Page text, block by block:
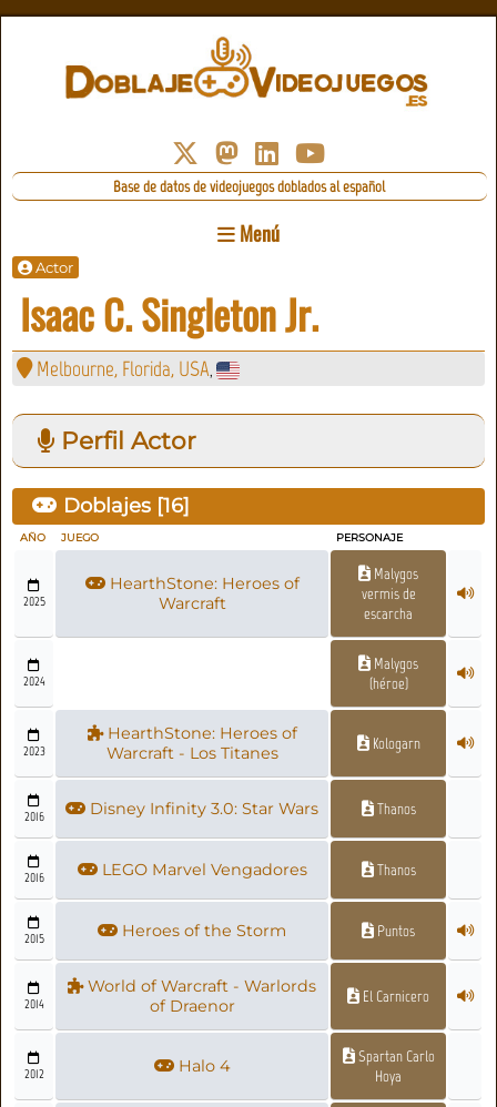
Base de datos de videojuegos doblados al español
Menú
Actor
Isaac C. Singleton Jr.
Melbourne, Florida, USA,
Perfil Actor
Doblajes [16]
AÑO JUEGO PERSONAJE
2025
HearthStone: Heroes of
Warcraft
Malygos
vermis de
escarcha
2024
Malygos
(héroe)
2023
HearthStone: Heroes of
Warcraft - Los Titanes
Kologarn
2016 Disney Infinity 3.0: Star Wars Thanos
2016 LEGO Marvel Vengadores Thanos
2015 Heroes of the Storm Puntos
2014
World of Warcraft - Warlords
of Draenor
El Carnicero
2012 Halo 4
Spartan Carlo
Hoya